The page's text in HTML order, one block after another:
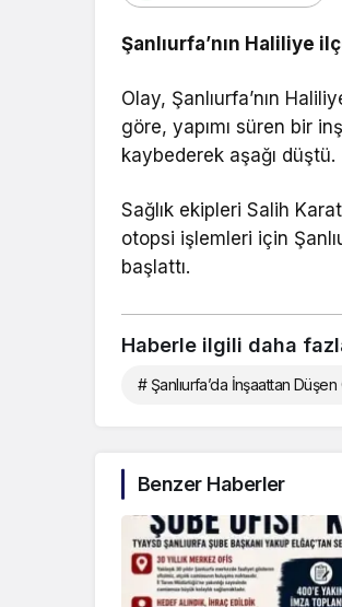
Şanlıurfa’nın Haliliye
Olay, Şanlıurfa’nın
göre, yapımı süren bir
kaybederek aşağı düştü.
Sağlık ekipleri Salih
otopsi işlemleri için
başlattı.
Haberle ilgili daha
# Şanlıurfa’da İnşaattan
Benzer Haberler